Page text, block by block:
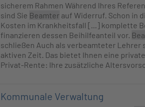
sicherem Rahmen Während Ihres
sind Sie Beamter auf Widerruf. Schon in
Kosten im Krankheitsfall [...] komplette
finanzieren dessen Beihilfeanteil vor.
schließen Auch als verbeamteter
aktiven Zeit. Das bietet Ihnen eine
Privat-Rente: Ihre zusätzliche
Kommunale Verwaltung